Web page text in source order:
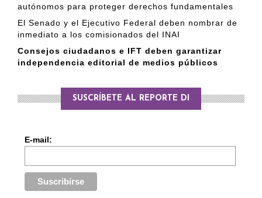
autónomos para proteger derechos fundamentales
El Senado y el Ejecutivo Federal deben nombrar de
inmediato a los comisionados del INAI
Consejos ciudadanos e IFT deben garantizar
independencia editorial de medios públicos
SUSCRÍBETE AL REPORTE DI
E-mail: